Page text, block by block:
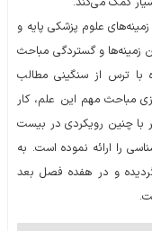
علوم پزشکی پایه و
زمینه‌ها و گستردگی مباحث
با ترس از سنگینی مطالب
مباحث مهم این علم، کار
با چنین رویکردی در بیست
را ارائه نموده است. به
و در هفده فصل بعد